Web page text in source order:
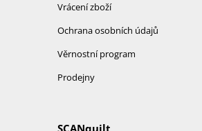
Vrácení zboží
Ochrana osobních údajů
Věrnostní program
Prodejny